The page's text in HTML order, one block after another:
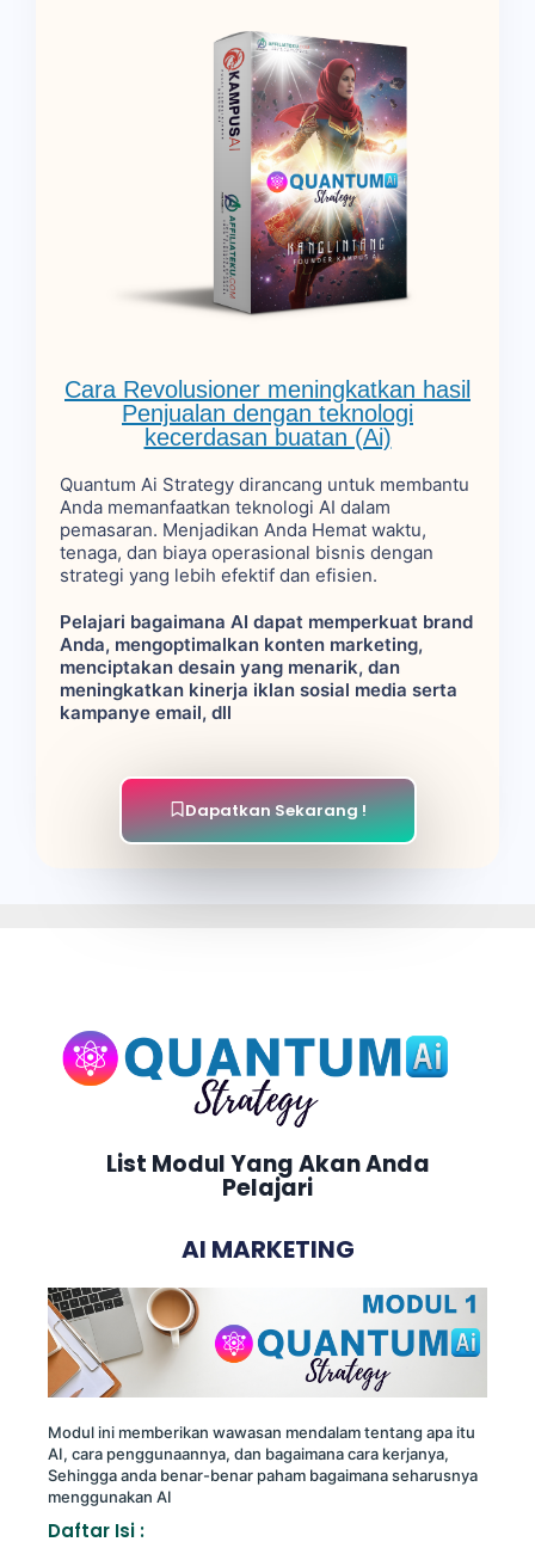
Cara Revolusioner meningkatkan hasil
Penjualan dengan teknologi
kecerdasan buatan (Ai)
Quantum Ai Strategy dirancang untuk membantu
Anda memanfaatkan teknologi AI dalam
pemasaran. Menjadikan Anda Hemat waktu,
tenaga, dan biaya operasional bisnis dengan
strategi yang lebih efektif dan efisien.
Pelajari bagaimana AI dapat memperkuat brand
Anda, mengoptimalkan konten marketing,
menciptakan desain yang menarik, dan
meningkatkan kinerja iklan sosial media serta
kampanye email, dll
Dapatkan Sekarang !
List Modul Yang Akan Anda
Pelajari
AI MARKETING
Modul ini memberikan wawasan mendalam tentang apa itu
AI, cara penggunaannya, dan bagaimana cara kerjanya,
Sehingga anda benar-benar paham bagaimana seharusnya
menggunakan AI
Daftar Isi :